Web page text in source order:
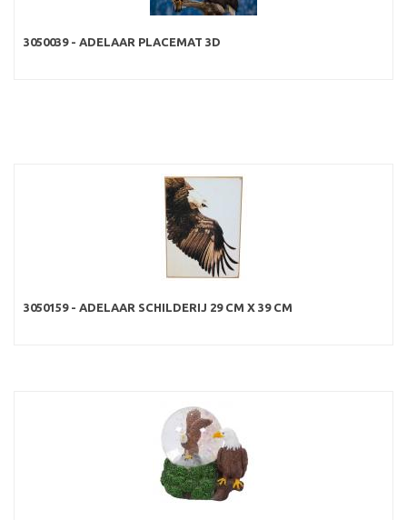
3050039 - ADELAAR PLACEMAT 3D
3050159 - ADELAAR SCHILDERIJ 29 CM X 39 CM